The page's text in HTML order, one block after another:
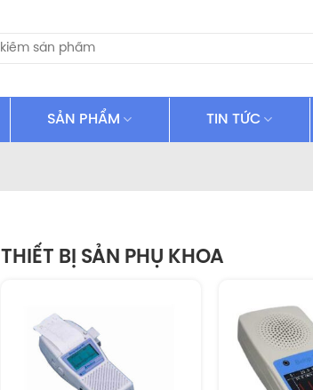
SẢN PHẨM TIN TỨC
THIẾT BỊ SẢN PHỤ KHOA